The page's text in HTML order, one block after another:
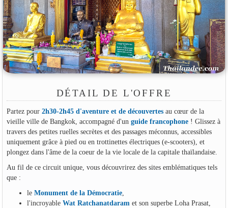
DÉTAIL DE L'OFFRE
Partez pour 2h30-2h45 d'aventure et de découvertesau cœur de la
vieille ville de Bangkok, accompagné d'un guide francophone! Glissez à
travers des petites ruelles secrètes et des passages méconnus, accessibles
uniquement grâce à pied ou en trottinettes électriques (e-scooters), et
plongez dans l'âme de la coeur de la vie locale de la capitale thaïlandaise.
Au fil de ce circuit unique, vous découvrirez des sites emblématiques tels
que :
le Monument de la Démocratie,
l'incroyable Wat Ratchanatdaram et son superbe Loha Prasat,